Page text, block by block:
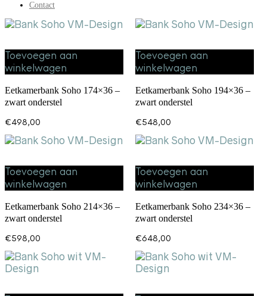
Contact
Toevoegen aan
winkelwagen
Eetkamerbank Soho 174×36 –
zwart onderstel
€498,00
Toevoegen aan
winkelwagen
Eetkamerbank Soho 194×36 –
zwart onderstel
€548,00
Toevoegen aan
winkelwagen
Eetkamerbank Soho 214×36 –
zwart onderstel
€598,00
Toevoegen aan
winkelwagen
Eetkamerbank Soho 234×36 –
zwart onderstel
€648,00